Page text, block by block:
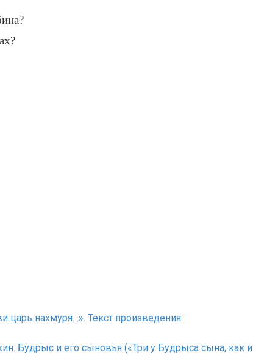
царь нахмуря…». Текст произведения
Будрыс и его сыновья («Три у Будрыса сына, как и